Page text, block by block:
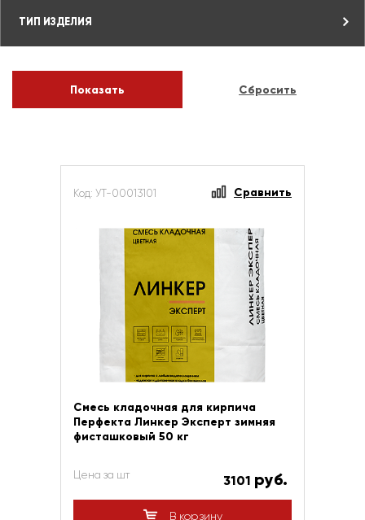
ТИП ИЗДЕЛИЯ
Код: УТ-00013101 Сравнить
Смесь кладочная для кирпича
Перфекта Линкер Эксперт зимняя
фисташковый 50 кг
Цена за шт 3101 руб.
В корзину